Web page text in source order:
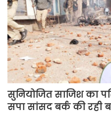
सुनियोजित साजिश का
सपा सांसद बर्क की रही